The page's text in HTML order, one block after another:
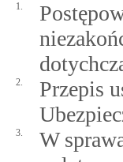
1.
2.
Przepis
3.
W